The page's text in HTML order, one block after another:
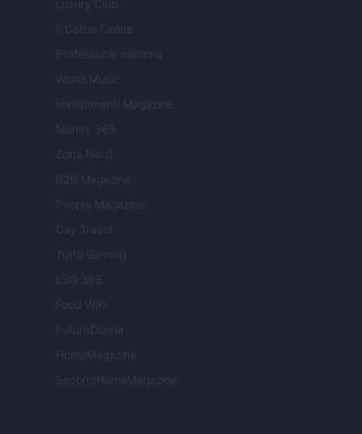
Luxury Club
Il Calcio Online
Professione mamma
World Music
Investimenti Magazine
Money 365
Zona Nerd
B2B Magazine
People Magazine
Day Travel
Tutto Gaming
ESG 365
Food Wiki
FuturoDonna
HomeMagazine
SecondHomeMagazine